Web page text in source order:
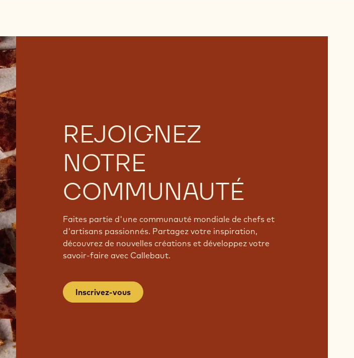
REJOIGNEZ
NOTRE
COMMUNAUTÉ
Faites partie d'une communauté mondiale de chefs et
d'artisans passionnés. Partagez votre inspiration,
découvrez de nouvelles créations et développez votre
savoir-faire avec Callebaut.
Inscrivez-vous